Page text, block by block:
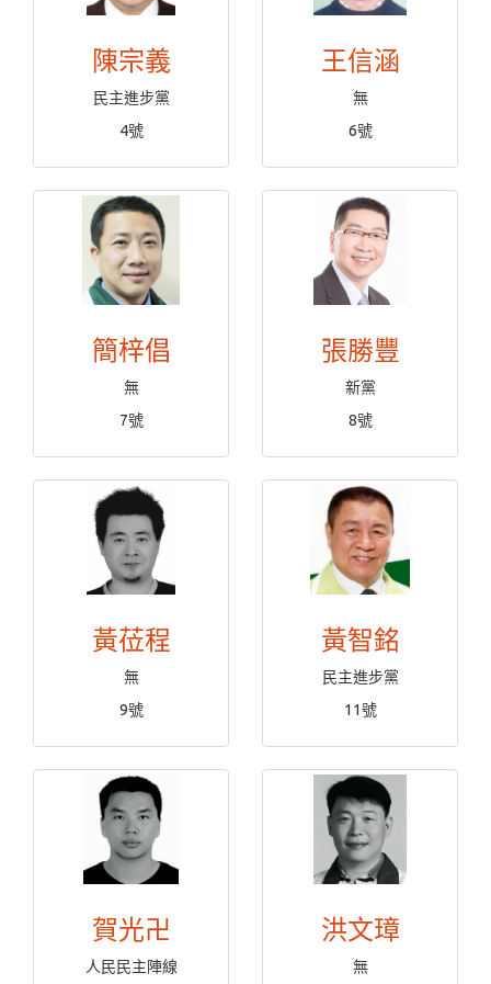
陳宗義
民主進步黨
4號
王信涵
無
6號
簡梓倡
無
7號
張勝豐
新黨
8號
黃莅程
無
9號
黃智銘
民主進步黨
11號
賀光卍
人民民主陣線
洪文璋
無